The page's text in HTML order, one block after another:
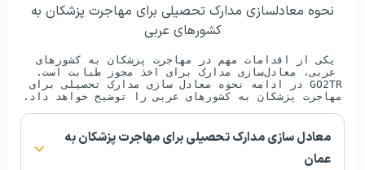
نحوه معادلسازی مدارک تحصیلی برای مهاجرت پزشکان به
کشورهای عربی
مهاجرت پزشکان به کشورهای عربی را توضیح خواهد داد.
معادل سازی مدارک تحصیلی برای مهاجرت پزشکان به
عمان